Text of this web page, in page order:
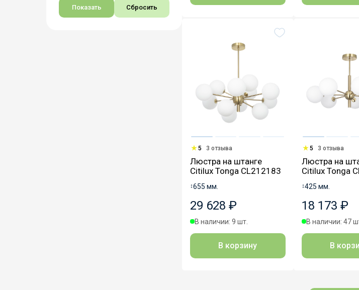
5 3 отзыва
Люстра на штанге
Citilux Tonga CL212183
↕655 мм.
29 628 ₽
В наличии: 9 шт.
В корзину
5 3 отзыва
Люстра на
Citilux Tonga
↕425 мм.
18 173 ₽
В наличии: 47
В